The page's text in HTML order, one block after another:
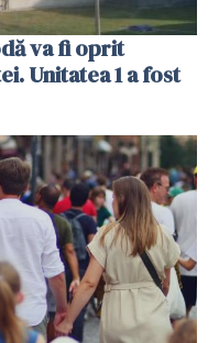
va fi oprit
Unitatea 1 a fost